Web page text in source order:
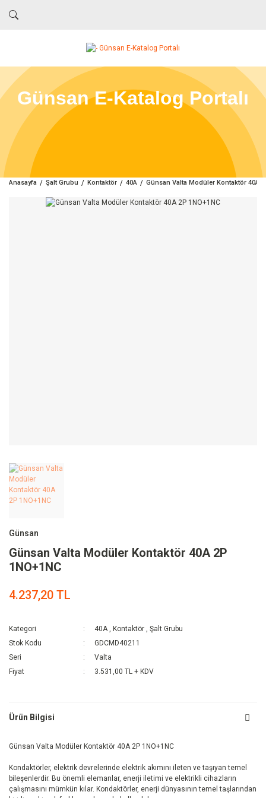
Günsan E-Katalog Portalı
Anasayfa Şalt Grubu Kontaktör 40A Günsan Valta Modüler Kontaktör 40A
Günsan
Günsan Valta Modüler Kontaktör 40A 2P
1NO+1NC
4.237,20 TL
Kategori 40A , Kontaktör ,Şalt Grubu
Stok Kodu
GDCMD40211
Seri
Valta
Fiyat
3.531,00 TL + KDV
Ürün Bilgisi
Günsan Valta Modüler Kontaktör 40A 2P 1NO+1NC
Kondaktörler, elektrik devrelerinde elektrik akımını ileten ve taşıyan temel
bileşenlerdir. Bu önemli elemanlar, enerji iletimi ve elektrikli cihazların
çalışmasını mümkün kılar. Kondaktörler, enerji dünyasının temel taşlarından